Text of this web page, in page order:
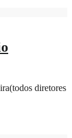
diretores